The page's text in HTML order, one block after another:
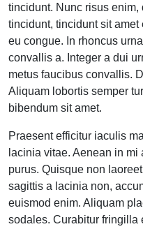
tincidunt. Nunc risus enim,
tincidunt, tincidunt sit
eu congue. In rhoncus
convallis a. Integer a dui
metus faucibus convallis.
Aliquam lobortis semper
bibendum sit amet.
Praesent efficitur iaculis
lacinia vitae. Aenean in
purus. Quisque non
sagittis a lacinia non,
euismod enim. Aliquam
sodales. Curabitur fringilla